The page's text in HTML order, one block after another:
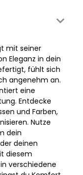
mit seiner
Eleganz in dein
fühlt sich
angenehm an.
eine
Entdecke
und Farben,
Nutze
dein
deinen
diesem
verschiedene